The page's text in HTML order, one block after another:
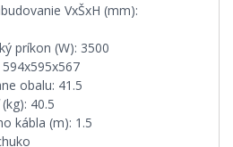
VxŠxH (mm):
príkon (W): 3500
594x595x567
obalu: 41.5
40.5
kábla (m): 1.5